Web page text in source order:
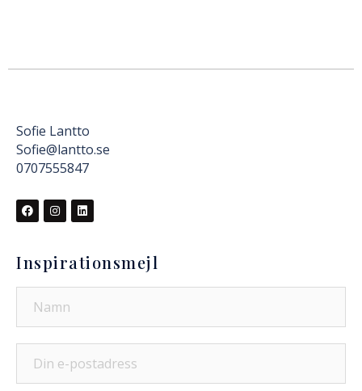
Sofie Lantto
Sofie@lantto.se
0707555847
Inspirationsmejl